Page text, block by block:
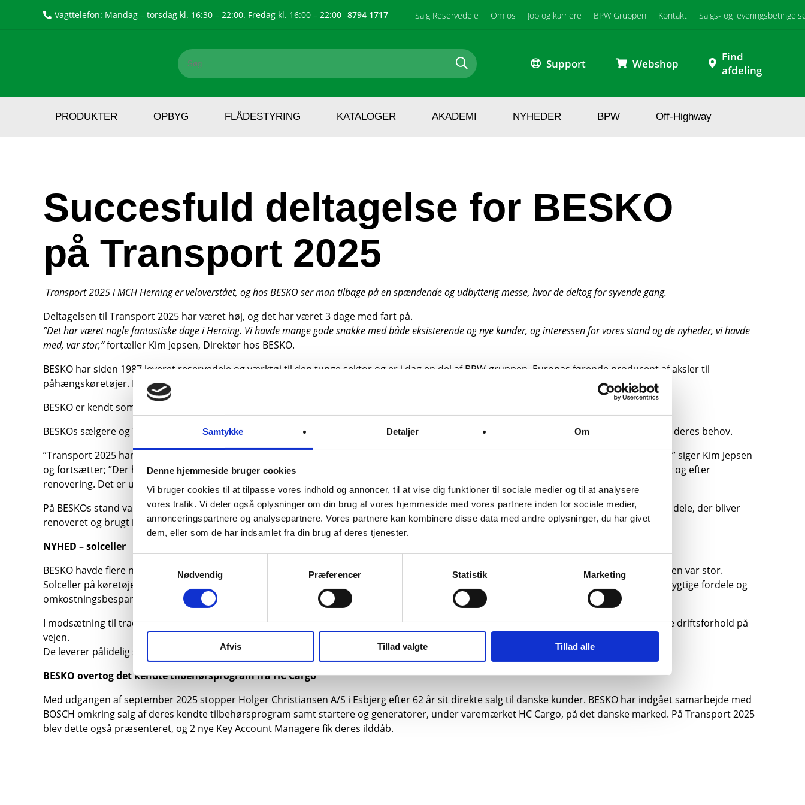
Samtykke Detaljer Om
Denne hjemmeside bruger cookies
Vi bruger cookies til at tilpasse vores indhold og annoncer, til at vise dig funktioner til sociale medier og til at analysere
vores trafik. Vi deler også oplysninger om din brug af vores hjemmeside med vores partnere inden for sociale medier,
annonceringspartnere og analysepartnere. Vores partnere kan kombinere disse data med andre oplysninger, du har givet
dem, eller som de har indsamlet fra din brug af deres tjenester.
Nødvendig
Præferencer Statistik Marketing
Afvis Tillad valgte Tillad alle
Vagttelefon: Mandag – torsdag kl. 16:30 – 22:00. Fredag kl. 16:00 – 22:00 8794 1717 Salg Reservedele Om os Job og karriere BPW Gruppen Kontakt Salgs- og
Support Webshop
Find
afdeling
PRODUKTER OPBYG FLÅDESTYRING KATALOGER AKADEMI NYHEDER BPW Off-Highway
Succesfuld deltagelse for BESKO
på Transport 2025
Transport 2025 i MCH Herning er veloverstået, og hos BESKO ser man tilbage på en spændende og udbytterig messe, hvor de deltog for syvende gang.
Deltagelsen til Transport 2025 har været høj, og det har været 3 dage med fart på.
”Det har været nogle fantastiske dage i Herning. Vi havde mange gode snakke med både eksisterende og nye kunder, og interessen for vores stand og de nyheder, vi havde
med, var stor,”fortæller Kim Jepsen, Direktør hos BESKO.
BESKO har siden 1987 leveret reservedele og værktøj til den tunge sektor og er i dag en del af BPW-gruppen, Europas førende producent af aksler til
påhængskøretøjer. På standen kunne besøgende opleve et bredt udvalg af BESKO nyeste produkter til den tunge transportsektor.
BESKO er kendt som en stærk partner inden for reservedele – men BESKOer meget mere end det.
BESKOs sælgere og Teknisk Support var til stede under messen, klar til at tage en god dialog med kunderne og finde løsninger, der matcher deres behov.
”Transport 2025 har igen været en rigtig god mulighed for at præsentere vores løsninger, møde branchen og få god feedback fra markedet,” siger Kim Jepsen
og fortsætter; ”Der har været stor interesse for vores Reman hjørne, hvor vores kunder havde mulighed for at se forskellige reservedele før og efter
renovering. Det er utroligt, hvor mange dele, der egentlig kan genbruges og det er et område som vi ser vokser”.
På BESKOs stand var der bl.a. renoverede dele fra BPW, Dinex, Renitt, Rema Germany og Wabco. Her kunne deltagerne på messen se hvilke dele, der bliver
renoveret og brugt igen samt hvilke dele der bliver skiftet.
NYHED – solceller
BESKO havde flere nyheder med på messen. Her blev deres samarbejde med Green Energy om solcelle løsninger præsenteret – og interessen var stor.
Solceller på køretøjerne giver et lavere brændstofforbrug, forlænget batterilevetid og reduceret tomgangskørsel – hvilket giver både bæredygtige fordele og
omkostningsbesparelser.
I modsætning til traditionelle siliciumpaneler er Green Energys glasfrie, ultraholdbare CIGS-paneler specielt designet til at modstå de barske driftsforhold på
vejen.
De leverer pålidelig strøm selv i svagt lys, hvilket sikrer en jævn batteriopladning, uanset om køretøjet er i bevægelse eller parkeret.
BESKO overtog det kendte tilbehørsprogram fra HC Cargo
Med udgangen af september 2025 stopper Holger Christiansen A/S i Esbjerg efter 62 år sit direkte salg til danske kunder. BESKO har indgået samarbejde med
BOSCH omkring salg af deres kendte tilbehørsprogram samt startere og generatorer, under varemærket HC Cargo, på det danske marked. På Transport 2025
blev dette også præsenteret, og 2 nye Key Account Managere fik deres ilddåb.